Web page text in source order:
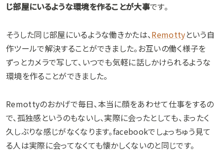
じ部屋にいるような環境を作ることが大事です。
そうした同じ部屋にいるような働きかたは、Remottyという自
作ツールで解決することができました。お互いの働く様子を
ずっとカメラで写して、いつでも気軽に話しかけられるような
環境を作ることができました。
Remottyのおかげで毎日、本当に顔をあわせて仕事をするの
で、孤独感というのもないし、実際に会ったとしても、まったく
久しぶりな感じがなくなります。facebookでしょっちゅう見て
る人は実際に会ってなくても懐かしくないのと同じです。